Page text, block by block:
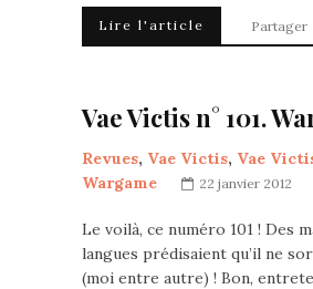
Lire l'article Partager
Vae Victis n° 101.
Revues, Vae Victis, Vae
Wargame
22 janvier 2012
Le voilà, ce numéro 101 ! Des
langues prédisaient qu’il ne
(moi entre autre) ! Bon,